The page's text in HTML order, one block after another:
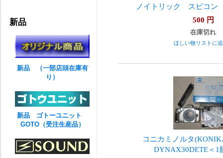
ノイトリック スピコ
500 円
在庫切れ
ほしい物リストに
コニカミノルタ
DYNAX30DETE＜1
新品
新品 （一部店頭在庫有
り）
新品 ゴトーユニット
GOTO（受注生産品）